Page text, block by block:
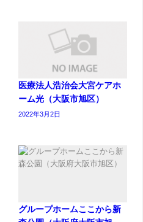
医療法人浩治会大宮ケアホ
ーム光（大阪市旭区）
2022年3月2日
グループホームここから新